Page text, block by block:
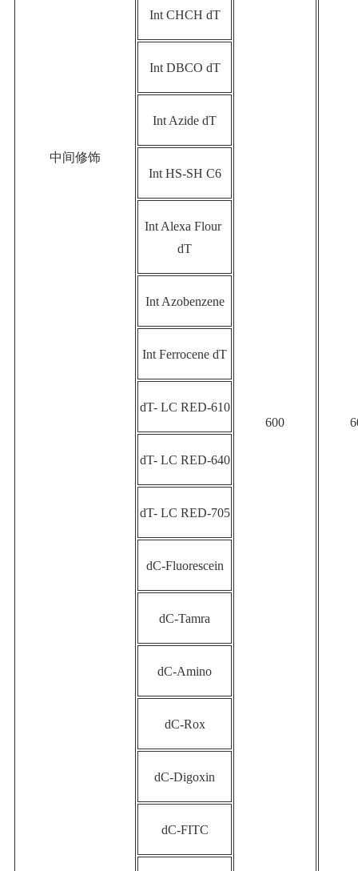
中间修饰
600
Int CHCH dT
Int DBCO dT
Int Azide dT
Int HS-SH C6
Int Alexa Flour
dT
Int Azobenzene
Int Ferrocene dT
dT- LC RED-610
dT- LC RED-640
dT- LC RED-705
dC-Fluorescein
dC-Tamra
dC-Amino
dC-Rox
dC-Digoxin
dC-FITC